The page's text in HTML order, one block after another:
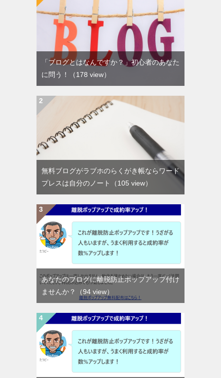
「ブログとはなんですか？」初心者のあなた
に問う！
（178 view）
無料ブログがラブホのらくがき帳ならワード
プレスは自分のノート
（105 view）
あなたのブログに離脱防止ポップアップ付け
ませんか？
（94 view）